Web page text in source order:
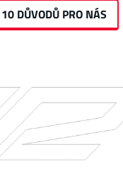
10 DŮVODŮ PRO NÁS